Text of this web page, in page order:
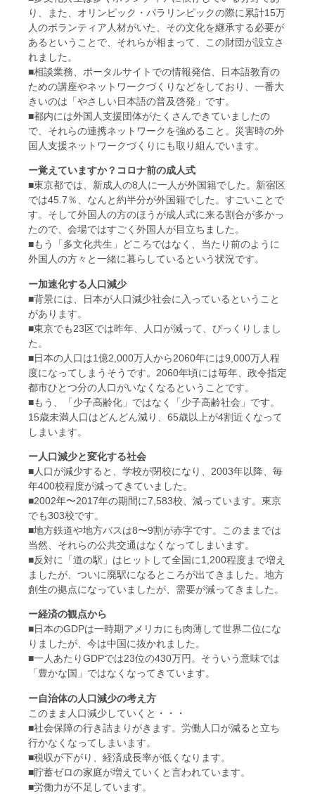
り、また、オリンピック・パラリンピックの際に累計15万
人のボランティア人材がいた、その文化を継承する必要が
あるということで、それらが相まって、この財団が設立さ
れました。
■相談業務、ポータルサイトでの情報発信、日本語教育の
ための講座やネットワークづくりなどをしており、一番大
きいのは「やさしい日本語の普及啓発」です。
■都内には外国人支援団体がたくさんできていましたの
で、それらの連携ネットワークを強めること。災害時の外
国人支援ネットワークづくりにも取り組んでいます。
ー覚えていますか？コロナ前の成人式
■東京都では、新成人の8人に一人が外国籍でした。新宿区
では45.7％、なんと約半分が外国籍でした。すごいことで
す。そして外国人の方のほうが成人式に来る割合が多かっ
たので、会場ではすごく外国人が目立ちました。
■もう「多文化共生」どころではなく、当たり前のように
外国人の方々と一緒に暮らしているという状況です。
ー加速化する人口減少
■背景には、日本が人口減少社会に入っているということ
があります。
■東京でも23区では昨年、人口が減って、びっくりしまし
た。
■日本の人口は1億2,000万人から2060年には9,000万人程
度になってしまうそうです。2060年頃には毎年、政令指定
都市ひとつ分の人口がいなくなるということです。
■もう、「少子高齢化」ではなく「少子高齢社会」です。
15歳未満人口はどんどん減り、65歳以上が4割近くなって
しまいます。
ー人口減少と変化する社会
■人口が減少すると、学校が閉校になり、2003年以降、毎
年400校程度が減ってきていました。
■2002年〜2017年の期間に7,583校、減っています。東京
でも303校です。
■地方鉄道や地方バスは8〜9割が赤字です。このままでは
当然、それらの公共交通はなくなってしまいます。
■反対に「道の駅」はヒットして全国に1,200程度まで増え
ましたが、ついに廃駅になるところが出てきました。地方
創生の拠点になっていましたが、需要が減ってきました。
ー経済の観点から
■日本のGDPは一時期アメリカにも肉薄して世界二位にな
りましたが、今は中国に抜かれました。
■一人あたりGDPでは23位の430万円。そういう意味では
「豊かな国」ではなくなってきています。
ー自治体の人口減少の考え方
このまま人口減少していくと・・・
■社会保障の行き詰まりがきます。労働人口が減ると立ち
行かなくなってしまいます。
■税収が下がり、経済成長率が低くなります。
■貯蓄ゼロの家庭が増えていくと言われています。
■労働力が不足しています。